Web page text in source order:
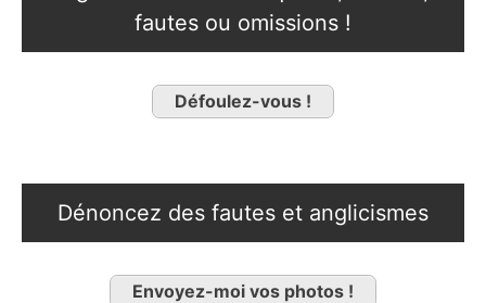
fautes ou omissions !
Défoulez-vous !
Dénoncez des fautes et anglicismes
Envoyez-moi vos photos !